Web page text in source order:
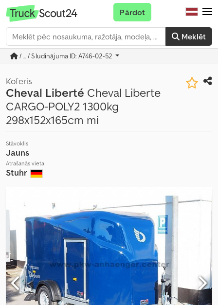
Meklēt
Pārdot
/ ... / Sludinājuma ID: A746-02-52
Koferis
Cheval Liberté Cheval Liberte
CARGO-POLY2 1300kg
298x152x165cm mi
Stāvoklis
Jauns
Atrašanās vieta
Stuhr